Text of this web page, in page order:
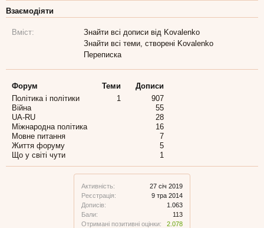
Активність:
27 січ 2019
Реєстрація:
9 тра 2014
Дописів:
1.063
Бали:
113
Отримані позитивні оцінки:
2.078
Взаємодіяти
Вміст:
Знайти всі дописи від Kovalenko
Знайти всі теми, створені Kovalenko
Переписка
Форум Теми
Дописи
Політика і політики
1
907
Війна
55
UA-RU
28
Міжнародна політика
16
Мовне питання
7
Життя форуму
5
Що у світі чути
1